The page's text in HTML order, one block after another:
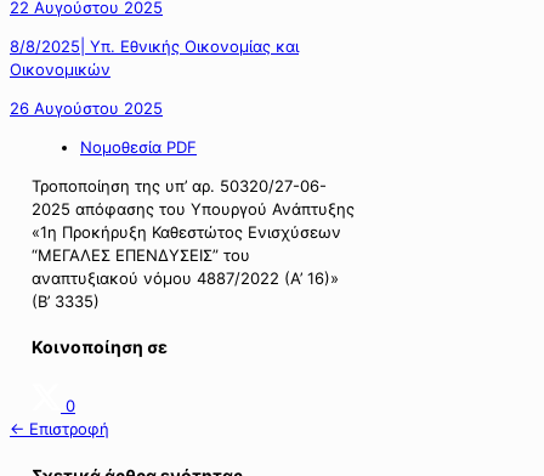
22 Αυγούστου 2025
8/8/2025| Υπ. Εθνικής Οικονομίας και
Οικονομικών
26 Αυγούστου 2025
Νομοθεσία PDF
Τροποποίηση της υπ’ αρ. 50320/27-06-
2025 απόφασης του Υπουργού Ανάπτυξης
«1η Προκήρυξη Καθεστώτος Ενισχύσεων
“ΜΕΓΑΛΕΣ ΕΠΕΝΔΥΣΕΙΣ” του
αναπτυξιακού νόμου 4887/2022 (Α’ 16)»
(Β’ 3335)
Κοινοποίηση σε
0
← Επιστροφή